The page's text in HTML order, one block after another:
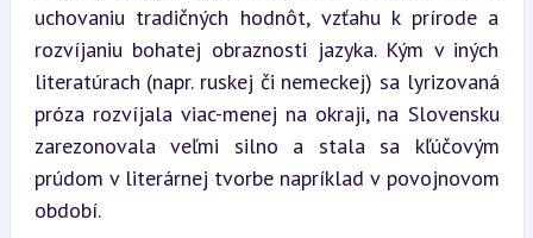
uchovaniu tradičných hodnôt, vzťahu k prírode a
rozvíjaniu bohatej obraznosti jazyka. Kým v iných
literatúrach (napr. ruskej či nemeckej) sa lyrizovaná
próza rozvíjala viac-menej na okraji, na Slovensku
zarezonovala veľmi silno a stala sa kľúčovým
prúdom v literárnej tvorbe napríklad v povojnovom
období.